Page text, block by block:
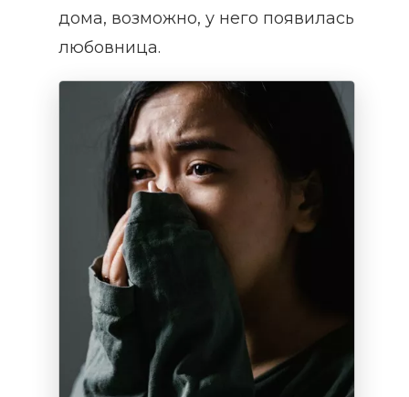
дома, возможно, у него появилась
любовница.